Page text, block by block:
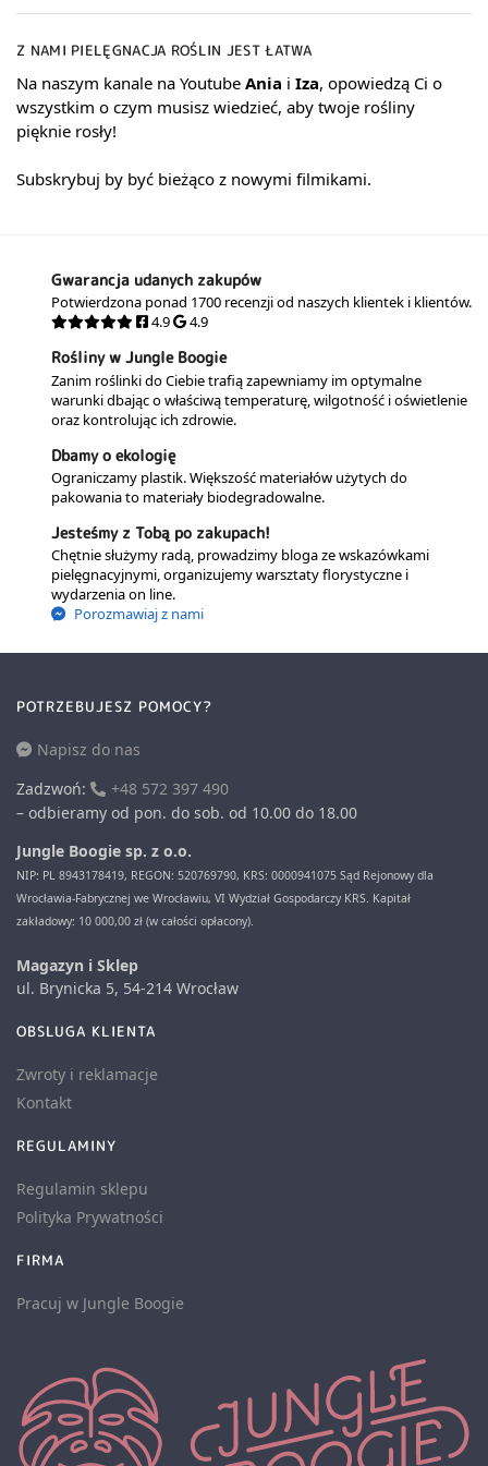
Z NAMI PIELĘGNACJA ROŚLIN JEST ŁATWA
Na naszym kanale na Youtube Ania i Iza, opowiedzą Ci o
wszystkim o czym musisz wiedzieć, aby twoje rośliny
pięknie rosły!
Subskrybuj by być bieżąco z nowymi filmikami.
Gwarancja udanych zakupów
Potwierdzona ponad 1700 recenzji od naszych klientek i klientów.
4.9
4.9
Rośliny w Jungle Boogie
Zanim roślinki do Ciebie trafią zapewniamy im optymalne
warunki dbając o właściwą temperaturę, wilgotność i oświetlenie
oraz kontrolując ich zdrowie.
Dbamy o ekologię
Ograniczamy plastik. Większość materiałów użytych do
pakowania to materiały biodegradowalne.
Jesteśmy z Tobą po zakupach!
Chętnie służymy radą, prowadzimy bloga ze wskazówkami
pielęgnacyjnymi, organizujemy warsztaty florystyczne i
wydarzenia on line.
Porozmawiaj z nami
POTRZEBUJESZ POMOCY?
Napisz do nas
Zadzwoń:
+48 572 397 490
– odbieramy od pon. do sob. od 10.00 do 18.00
Jungle Boogie sp. z o.o.
NIP: PL 8943178419, REGON: 520769790, KRS: 0000941075 Sąd Rejonowy dla
Wrocławia-Fabrycznej we Wrocławiu, VI Wydział Gospodarczy KRS. Kapitał
zakładowy: 10 000,00 zł (w całości opłacony).
Magazyn i Sklep
ul. Brynicka 5, 54-214 Wrocław
OBSLUGA KLIENTA
Zwroty i reklamacje
Kontakt
REGULAMINY
Regulamin sklepu
Polityka Prywatności
FIRMA
Pracuj w Jungle Boogie